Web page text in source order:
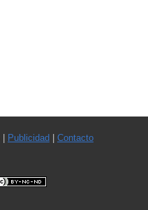
Publicidad Contacto